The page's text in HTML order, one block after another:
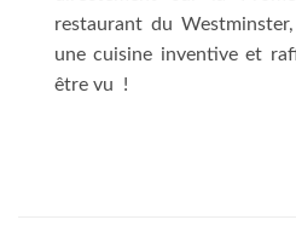
restaurant du
une cuisine inventive et
être vu !